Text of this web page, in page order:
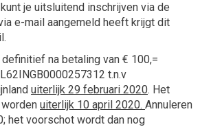
je uitsluitend inschrijven via de
e-mail aangemeld heeft krijgt dit
na betaling van € 100,=
t.n.v
uiterlijk 29 februari 2020. Het
uiterlijk 10 april 2020. Annuleren
het voorschot wordt dan nog